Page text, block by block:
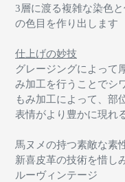
3層に渡る複雑な染色
の色目を作り出します
仕上げの妙技
グレージングによって
み加工を行うことでシ
もみ加工によって、部
表情がより豊かに現れ
馬ヌメの持つ素敵な素
新喜皮革の技術を惜し
ルーヴィンテージ